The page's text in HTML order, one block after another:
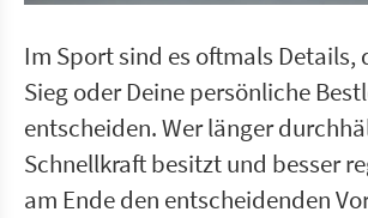
Im Sport sind es oftmals Details,
Sieg oder Deine persönliche
entscheiden. Wer länger
Schnellkraft besitzt und besser
am Ende den entscheidenden